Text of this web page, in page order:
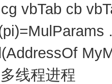
vbTab cb
线程进程